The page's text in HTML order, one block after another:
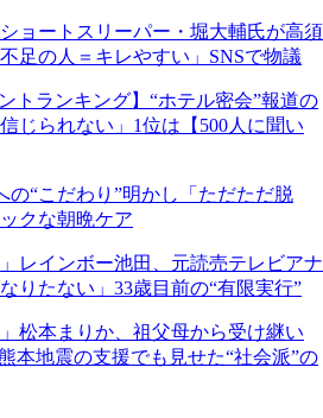
ョートスリーパー・堀大輔氏が高須
足の人＝キレやすい」SNSで物議
トランキング】“ホテル密会”報道の
じられない」1位は【500人に聞い
“こだわり”明かし「ただただ脱
クな朝晩ケア
レインボー池田、元読売テレビアナ
りたない」33歳目前の“有限実行”
松本まりか、祖父母から受け継い
本地震の支援でも見せた“社会派”の